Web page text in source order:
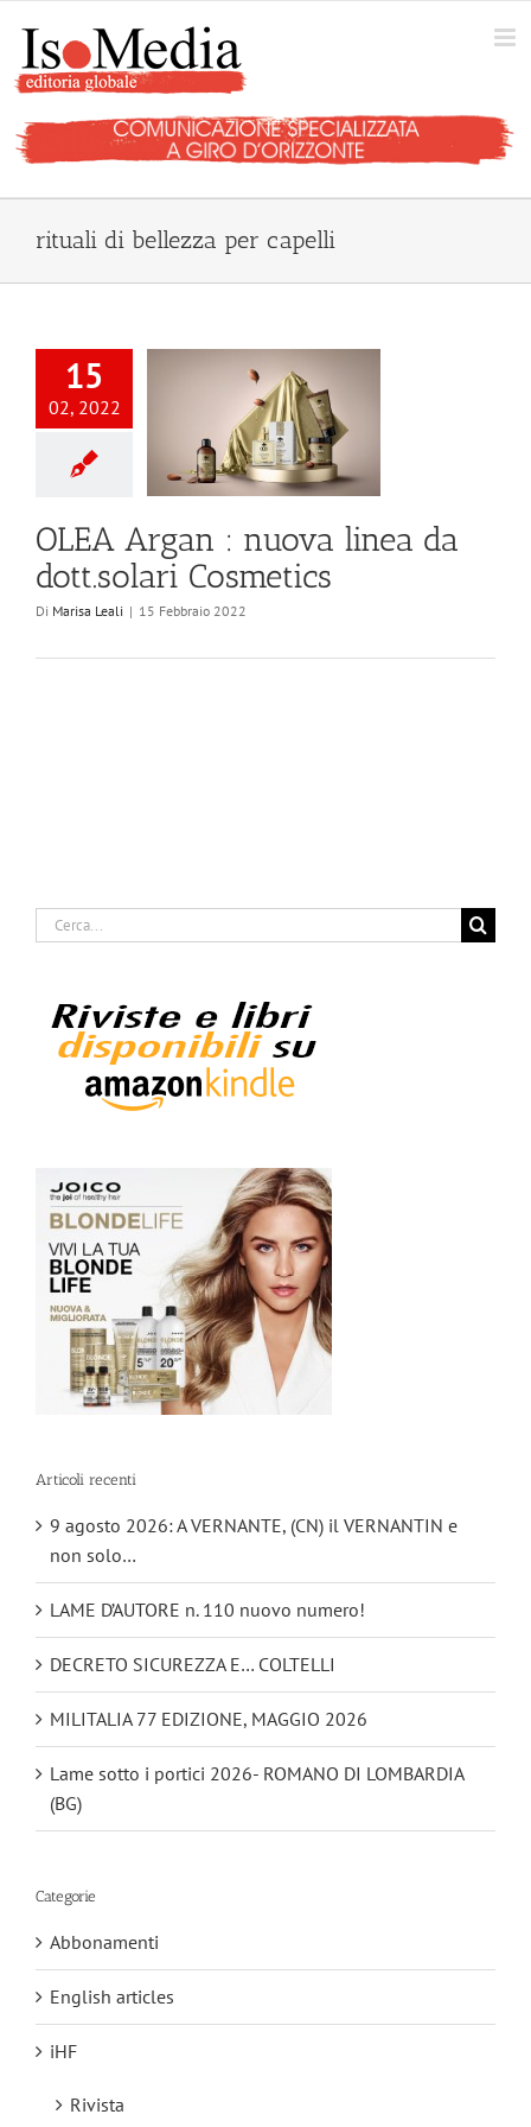
contenuto
rituali di bellezza per capelli
15
02, 2022
OLEA Argan : nuova linea da
dott.solari Cosmetics
Di Marisa Leali | 15 Febbraio 2022
Cerca
per:
Articoli recenti
9 agosto 2026: A VERNANTE, (CN) il VERNANTIN e
non solo…
LAME D’AUTORE n. 110 nuovo numero!
DECRETO SICUREZZA E… COLTELLI
MILITALIA 77 EDIZIONE, MAGGIO 2026
Lame sotto i portici 2026- ROMANO DI LOMBARDIA
(BG)
Categorie
Abbonamenti
English articles
iHF
Rivista